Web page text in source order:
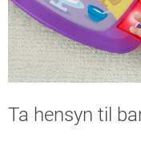
Ta hensyn til